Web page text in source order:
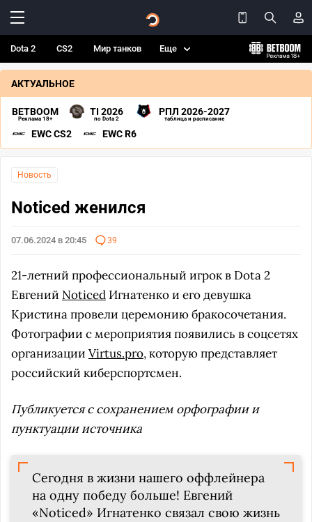
Dota 2 CS2 Мир танков Еще
АКТУАЛЬНОЕ
BETBOOM
Реклама 18+
TI 2026
по Dota 2
РПЛ 2026-2027
таблица и расписание
EWC CS2 EWC R6
Новость
Noticed женился
07.06.2024 в 20:45 39
21-летний профессиональный игрок в Dota 2
Евгений Noticed Игнатенко и его девушка
Кристина провели церемонию бракосочетания.
Фотографии с мероприятия появились в соцсетях
организации Virtus.pro, которую представляет
российский киберспортсмен.
Публикуется с сохранением орфографии и
пунктуации источника
Сегодня в жизни нашего оффлейнера
на одну победу больше! Евгений
«Noticed» Игнатенко связал свою жизнь